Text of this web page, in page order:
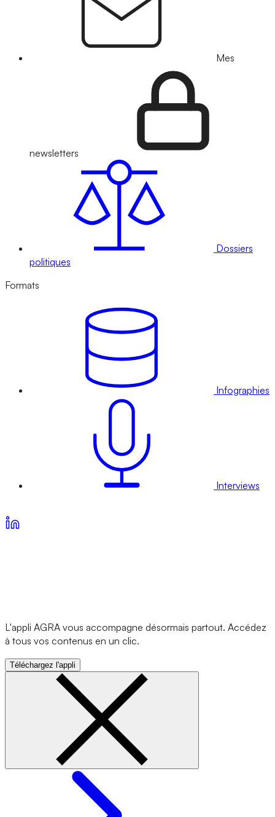
Mes
newsletters
Dossiers
politiques
Formats
Infographies
Interviews
L'appli AGRA vous accompagne désormais partout. Accédez
à tous vos contenus en un clic.
Téléchargez l'appli